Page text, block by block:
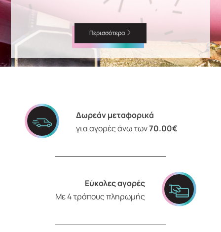
Περισσότερα
Δωρεάν μεταφορικά
για αγορές άνω των70.00€
Εύκολες αγορές
Με 4 τρόπους πληρωμής